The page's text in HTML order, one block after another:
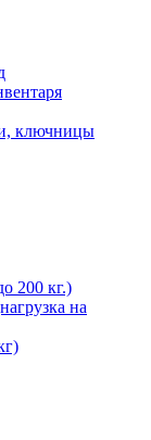
ключницы
200 кг.)
на